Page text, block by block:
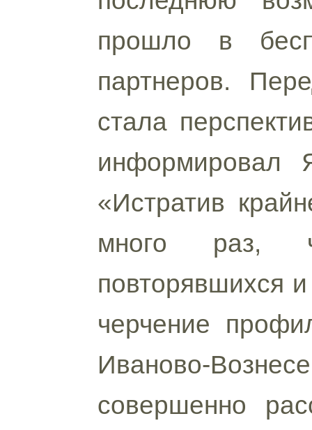
прошло в
партнеров.
стала
информировал
«Истратив
много раз,
повторявшихся
черчение
Иваново-
совершенно